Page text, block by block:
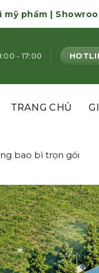
mỹ phẩm |
- 17:00
TRANG CHỦ
bao bì trọn gói